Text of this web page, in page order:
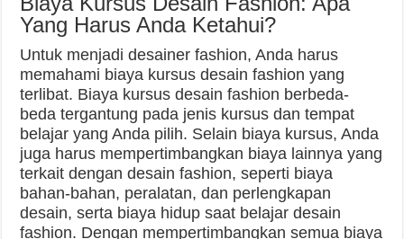
Yang Harus Anda Ketahui?
Untuk menjadi desainer fashion, Anda harus
memahami biaya kursus desain fashion yang
terlibat. Biaya kursus desain fashion berbeda-
beda tergantung pada jenis kursus dan tempat
belajar yang Anda pilih. Selain biaya kursus, Anda
juga harus mempertimbangkan biaya lainnya yang
terkait dengan desain fashion, seperti biaya
bahan-bahan, peralatan, dan perlengkapan
desain, serta biaya hidup saat belajar desain
fashion. Dengan mempertimbangkan semua biaya